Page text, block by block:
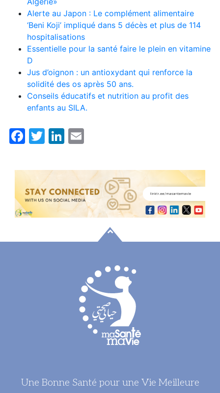
Alerte au Japon : Le complément alimentaire
‘Beni Koji’ impliqué dans 5 décès et plus de 114
hospitalisations
Essentielle pour la santé faire le plein en vitamine
D
Jus d’oignon : un antioxydant qui renforce la
solidité des os après 50 ans.
Conseils éducatifs et nutrition au profit des
enfants au SILA.
Facebook
TwitterLinkedIn
Une Bonne Santé pour une Vie Meilleure